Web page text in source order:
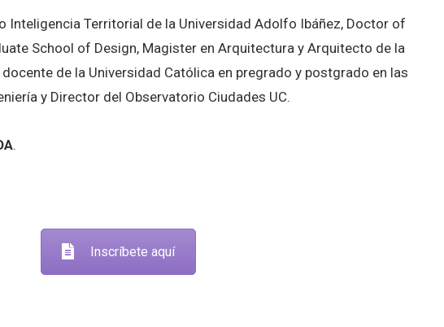
Inteligencia Territorial de la Universidad Adolfo Ibáñez, Doctor of
School of Design, Magister en Arquitectura y Arquitecto de la
de la Universidad Católica en pregrado y postgrado en las
y Director del Observatorio Ciudades UC.
.
Inscríbete aquí